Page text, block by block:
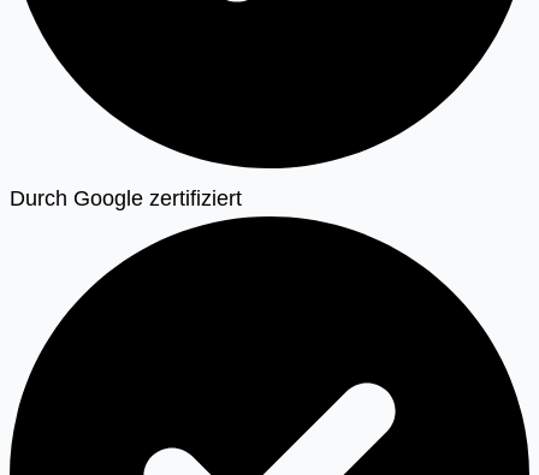
Durch Google zertifiziert